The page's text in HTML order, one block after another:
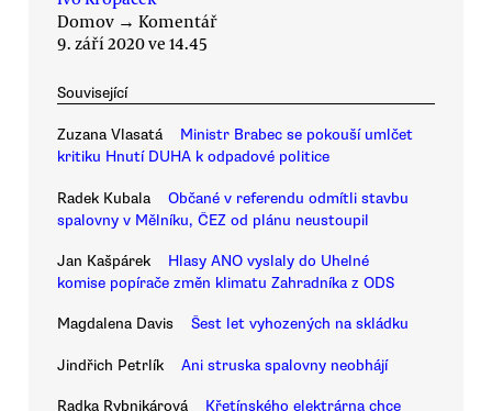
Domov → Komentář
9. září 2020 ve 14.45
Související
Zuzana Vlasatá
Ministr Brabec se pokouší umlčet
kritiku Hnutí DUHA k odpadové politice
Radek Kubala
Občané v referendu odmítli stavbu
spalovny v Mělníku, ČEZ od plánu neustoupil
Jan Kašpárek
Hlasy ANO vyslaly do Uhelné
komise popírače změn klimatu Zahradníka z ODS
Magdalena Davis Šest let vyhozených na skládku
Jindřich Petrlík Ani struska spalovny neobhájí
Radka Rybnikárová
Křetínského elektrárna chce